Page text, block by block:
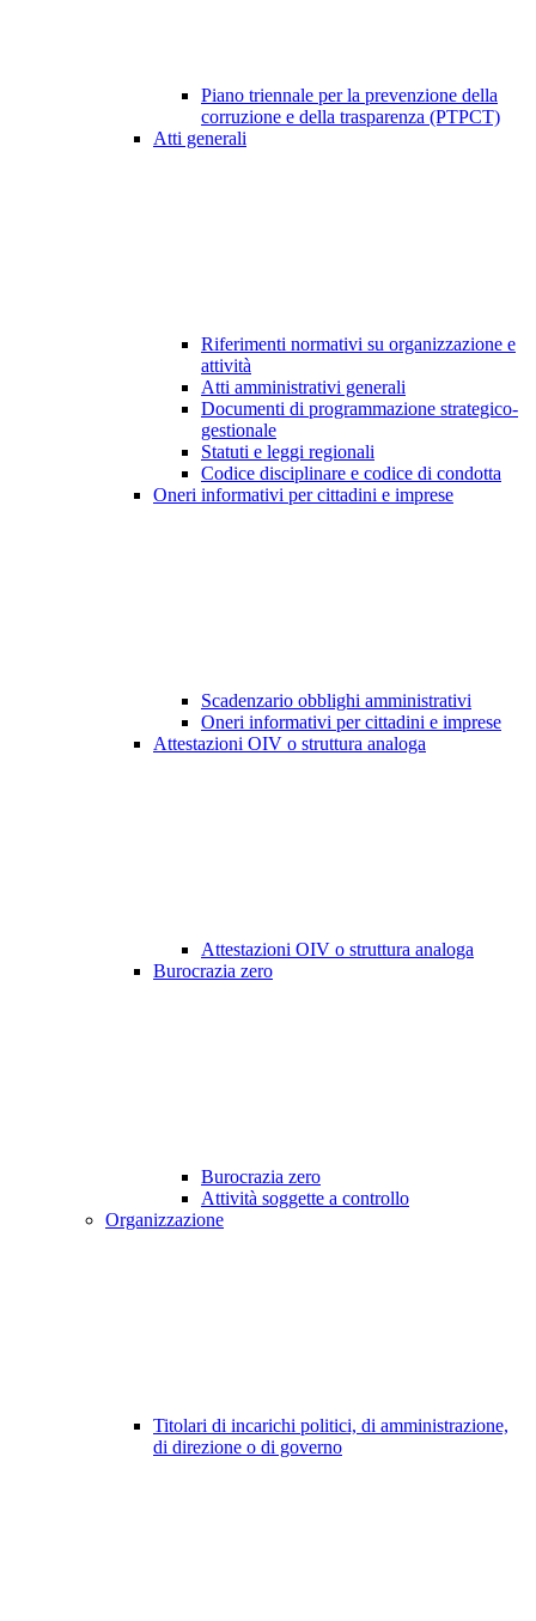
Piano triennale per la prevenzione della
corruzione e della trasparenza (PTPCT)
Atti generali
Riferimenti normativi su organizzazione e
attività
Atti amministrativi generali
Documenti di programmazione strategico-
gestionale
Statuti e leggi regionali
Codice disciplinare e codice di condotta
Oneri informativi per cittadini e imprese
Scadenzario obblighi amministrativi
Oneri informativi per cittadini e imprese
Attestazioni OIV o struttura analoga
Attestazioni OIV o struttura analoga
Burocrazia zero
Burocrazia zero
Attività soggette a controllo
Organizzazione
Titolari di incarichi politici, di amministrazione,
di direzione o di governo